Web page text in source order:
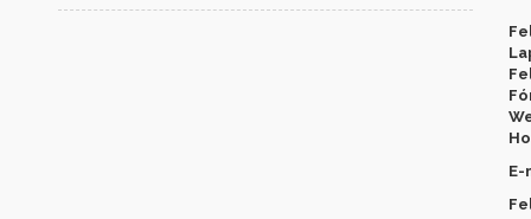
E-